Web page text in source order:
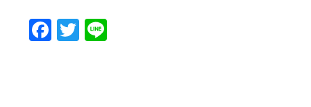
Facebook
Twitter